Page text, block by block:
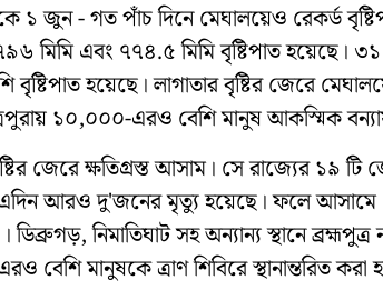
১ জুন - গত পাঁচ দিনে মেঘালয়েও রেকর্ড
মিমি এবং ৭৭৪.৫ মিমি বৃষ্টিপাত হয়েছে।
বৃষ্টিপাত হয়েছে। লাগাতার বৃষ্টির জেরে
১০,০০০-এরও বেশি মানুষ আকস্মিক
জেরে ক্ষতিগ্রস্ত আসাম। সে রাজ্যের ১৯ টি
আরও দু'জনের মৃত্যু হয়েছে। ফলে আসামে
নিমাতিঘাট সহ অন্যান্য স্থানে
বেশি মানুষকে ত্রাণ শিবিরে স্থানান্তরিত করা